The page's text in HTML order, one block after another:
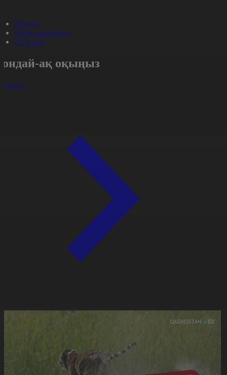
#Оқиға
#Күн жаңалығы
#Aqparat
ақ оқыңыз